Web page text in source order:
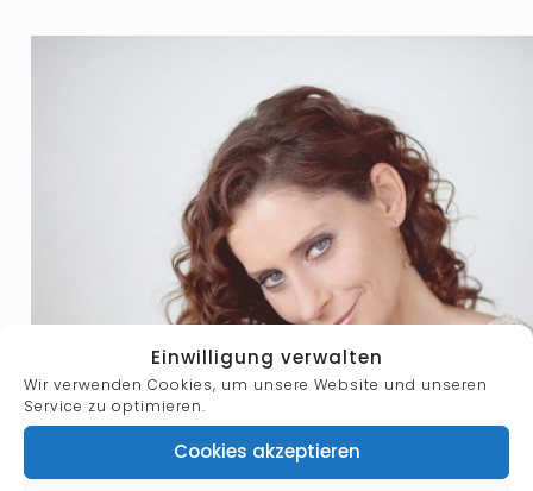
Einwilligung verwalten
Wir verwenden Cookies, um unsere Website und unseren
Service zu optimieren.
Cookies akzeptieren